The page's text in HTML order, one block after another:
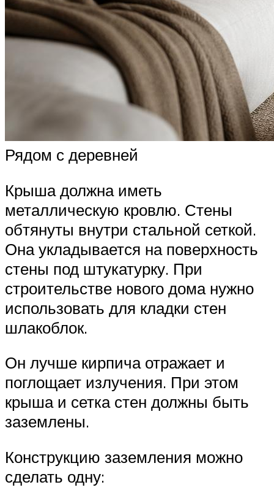
Рядом с деревней
Крыша должна иметь
металлическую кровлю. Стены
обтянуты внутри стальной сеткой.
Она укладывается на поверхность
стены под штукатурку. При
строительстве нового дома нужно
использовать для кладки стен
шлакоблок.
Он лучше кирпича отражает и
поглощает излучения. При этом
крыша и сетка стен должны быть
заземлены.
Конструкцию заземления можно
сделать одну: